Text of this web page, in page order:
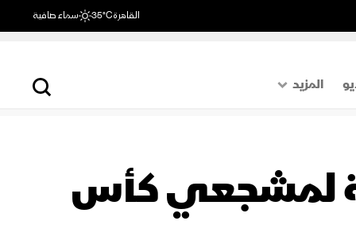
القاهرة35°C سماء صافية
المزيد
اقتصاد
لمشجعي كأس